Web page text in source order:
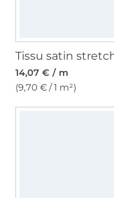
14,07 € / m
(9,70 € / 1 m²)